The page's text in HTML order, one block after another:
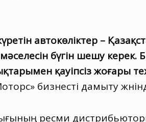
автокөліктер –
бүгін шешу керек.
қауіпсіз жоғары
бизнесті дамыту
ресми